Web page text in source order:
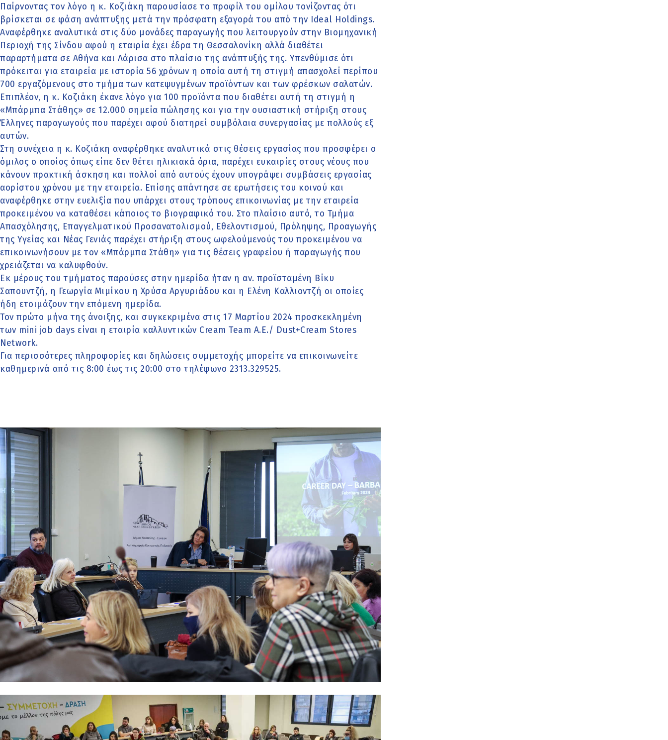
Παίρνοντας τον λόγο η κ. Κοζιάκη παρουσίασε το προφίλ του ομίλου τονίζοντας ότι
βρίσκεται σε φάση ανάπτυξης μετά την πρόσφατη εξαγορά του από την Ideal Holdings.
Αναφέρθηκε αναλυτικά στις δύο μονάδες παραγωγής που λειτουργούν στην Βιομηχανική
Περιοχή της Σίνδου αφού η εταιρία έχει έδρα τη Θεσσαλονίκη αλλά διαθέτει
παραρτήματα σε Αθήνα και Λάρισα στο πλαίσιο της ανάπτυξής της. Υπενθύμισε ότι
πρόκειται για εταιρεία με ιστορία 56 χρόνων η οποία αυτή τη στιγμή απασχολεί περίπου
700 εργαζόμενους στο τμήμα των κατεψυγμένων προϊόντων και των φρέσκων σαλατών.
Επιπλέον, η κ. Κοζιάκη έκανε λόγο για 100 προϊόντα που διαθέτει αυτή τη στιγμή η
«Μπάρμπα Στάθης» σε 12.000 σημεία πώλησης και για την ουσιαστική στήριξη στους
Έλληνες παραγωγούς που παρέχει αφού διατηρεί συμβόλαια συνεργασίας με πολλούς εξ
αυτών.
Στη συνέχεια η κ. Κοζιάκη αναφέρθηκε αναλυτικά στις θέσεις εργασίας που προσφέρει ο
όμιλος ο οποίος όπως είπε δεν θέτει ηλικιακά όρια, παρέχει ευκαιρίες στους νέους που
κάνουν πρακτική άσκηση και πολλοί από αυτούς έχουν υπογράψει συμβάσεις εργασίας
αορίστου χρόνου με την εταιρεία. Επίσης απάντησε σε ερωτήσεις του κοινού και
αναφέρθηκε στην ευελιξία που υπάρχει στους τρόπους επικοινωνίας με την εταιρεία
προκειμένου να καταθέσει κάποιος το βιογραφικό του. Στο πλαίσιο αυτό, το Τμήμα
Απασχόλησης, Επαγγελματικού Προσανατολισμού, Εθελοντισμού, Πρόληψης, Προαγωγής
της Υγείας και Νέας Γενιάς παρέχει στήριξη στους ωφελούμενούς του προκειμένου να
επικοινωνήσουν με τον «Μπάρμπα Στάθη» για τις θέσεις γραφείου ή παραγωγής που
χρειάζεται να καλυφθούν.
Εκ μέρους του τμήματος παρούσες στην ημερίδα ήταν η αν. προϊσταμένη Βίκυ
Σαπουντζή, η Γεωργία Μιμίκου η Χρύσα Αργυριάδου και η Ελένη Καλλιοντζή οι οποίες
ήδη ετοιμάζουν την επόμενη ημερίδα.
Τον πρώτο μήνα της άνοιξης, και συγκεκριμένα στις 17 Μαρτίου 2024 προσκεκλημένη
των mini job days είναι η εταιρία καλλυντικών Cream Team A.E./ Dust+Cream Stores
Network.
Για περισσότερες πληροφορίες και δηλώσεις συμμετοχής μπορείτε να επικοινωνείτε
καθημερινά από τις 8:00 έως τις 20:00 στο τηλέφωνο 2313.329525.